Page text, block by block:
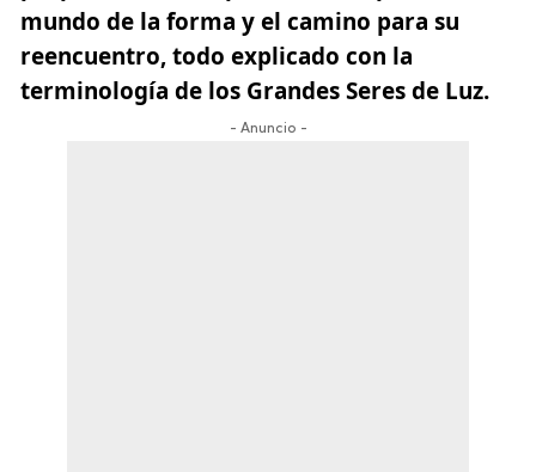
mundo de la forma y el camino para su
reencuentro, todo explicado con la
terminología de los Grandes Seres de Luz.
- Anuncio -